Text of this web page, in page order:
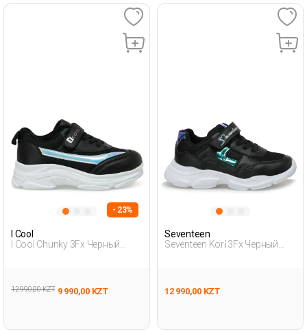
- 23%
I Cool
I Cool Chunky 3Fx Черный
12 990,00 KZT 9 990,00 KZT
Seventeen
Seventeen Kori̇ 3Fx Черный
12 990,00 KZT